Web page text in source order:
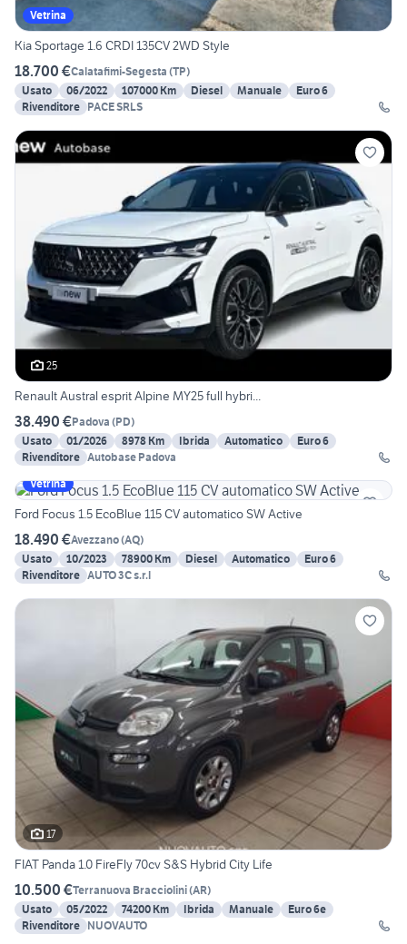
Vetrina
Kia Sportage 1.6 CRDI 135CV 2WD Style
18.700 €Calatafimi-Segesta (TP)
Usato
06/2022 107000 Km Diesel Manuale
Euro 6
Rivenditore PACE SRLS
25
Renault Austral esprit Alpine MY25 full hybri...
38.490 €Padova (PD)
Usato
01/2026 8978 Km Ibrida Automatico
Euro 6
Rivenditore Autobase Padova
Vetrina
Ford Focus 1.5 EcoBlue 115 CV automatico SW Active
18.490 €Avezzano(AQ)
Usato
10/2023 78900 Km Diesel Automatico
Euro 6
Rivenditore AUTO 3C s.r.l
17
FIAT Panda 1.0 FireFly 70cv S&S Hybrid City Life
10.500 €Terranuova Bracciolini(AR)
Usato
05/2022 74200 Km Ibrida Manuale
Euro 6e
Rivenditore NUOVAUTO